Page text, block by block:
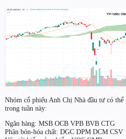
Nhóm cổ phiếu Anh Chị Nhà đầu tư có
trong tuần này:
Ngân hàng: MSB OCB VPB BVB CTG
Phân bón-hóa chất: DGC DPM DCM CSV